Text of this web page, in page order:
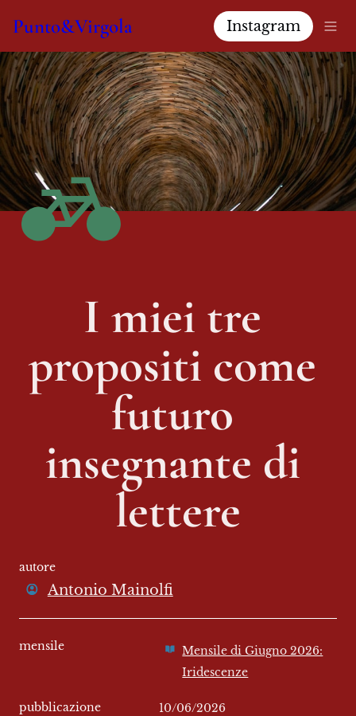
Punto&Virgola Instagram
I miei tre
propositi come
futuro
insegnante di
lettere
autore
Antonio Mainolfi
mensile
Mensile di Giugno 2026:
Iridescenze
pubblicazione 10/06/2026